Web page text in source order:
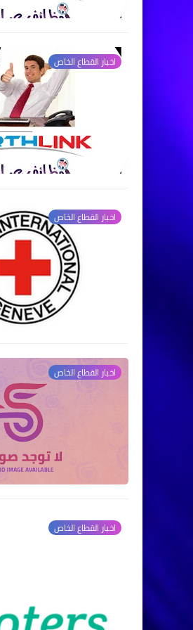
اخبار القطاع الخاص
اخبار القطاع الخاص
اخبار القطاع الخاص
اخبار القطاع الخاص